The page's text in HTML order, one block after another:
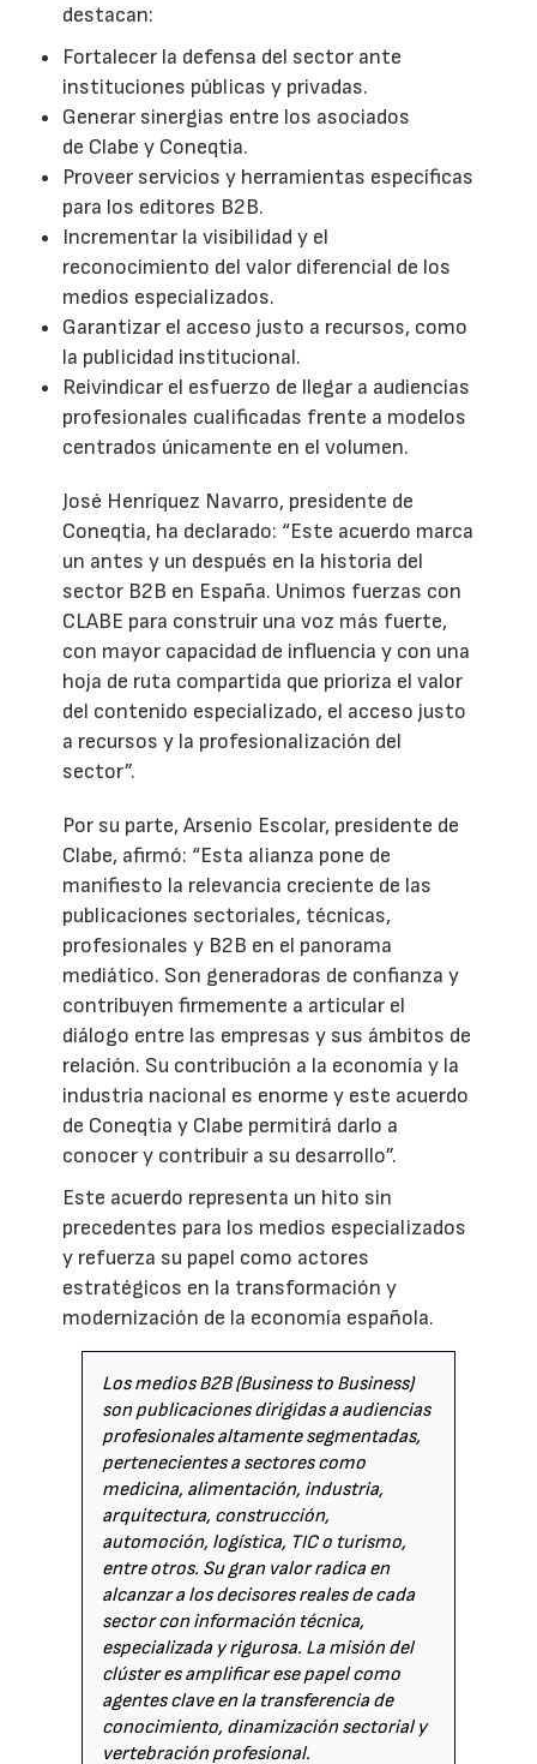
destacan:
Fortalecer la defensa del sector ante
instituciones públicas y privadas.
Generar sinergias entre los asociados
de Clabe y Coneqtia.
Proveer servicios y herramientas específicas
para los editores B2B.
Incrementar la visibilidad y el
reconocimiento del valor diferencial de los
medios especializados.
Garantizar el acceso justo a recursos, como
la publicidad institucional.
Reivindicar el esfuerzo de llegar a audiencias
profesionales cualificadas frente a modelos
centrados únicamente en el volumen.
José Henríquez Navarro, presidente de
Coneqtia, ha declarado: “Este acuerdo marca
un antes y un después en la historia del
sector B2B en España. Unimos fuerzas con
CLABE para construir una voz más fuerte,
con mayor capacidad de influencia y con una
hoja de ruta compartida que prioriza el valor
del contenido especializado, el acceso justo
a recursos y la profesionalización del
sector”.
Por su parte, Arsenio Escolar, presidente de
Clabe, afirmó: “Esta alianza pone de
manifiesto la relevancia creciente de las
publicaciones sectoriales, técnicas,
profesionales y B2B en el panorama
mediático. Son generadoras de confianza y
contribuyen firmemente a articular el
diálogo entre las empresas y sus ámbitos de
relación. Su contribución a la economía y la
industria nacional es enorme y este acuerdo
de Coneqtia y Clabe permitirá darlo a
conocer y contribuir a su desarrollo”.
Este acuerdo representa un hito sin
precedentes para los medios especializados
y refuerza su papel como actores
estratégicos en la transformación y
modernización de la economía española.
Los medios B2B (Business to Business)
son publicaciones dirigidas a audiencias
profesionales altamente segmentadas,
pertenecientes a sectores como
medicina, alimentación, industria,
arquitectura, construcción,
automoción, logística, TIC o turismo,
entre otros. Su gran valor radica en
alcanzar a los decisores reales de cada
sector con información técnica,
especializada y rigurosa. La misión del
clúster es amplificar ese papel como
agentes clave en la transferencia de
conocimiento, dinamización sectorial y
vertebración profesional.